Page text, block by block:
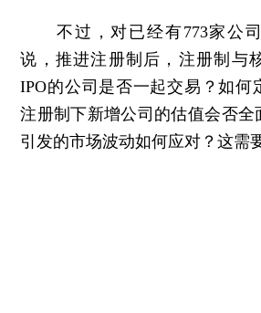
不过，对已经有773家公司
说，推进注册制后，注册制与
IPO的公司是否一起交易？如何
注册制下新增公司的估值会否全
引发的市场波动如何应对？这需